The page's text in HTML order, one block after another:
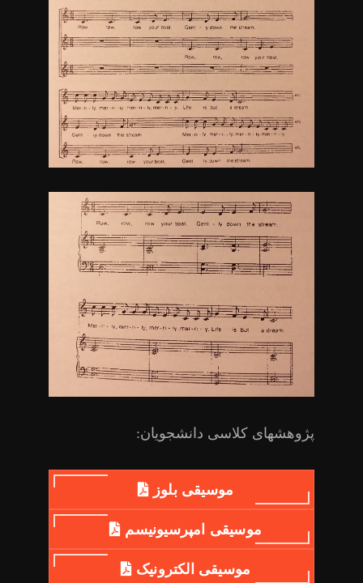
پژوهشهای کلاسی دانشجویان:
موسیقی بلوز
موسیقی امپرسیونیسم
موسیقی الکترونیک